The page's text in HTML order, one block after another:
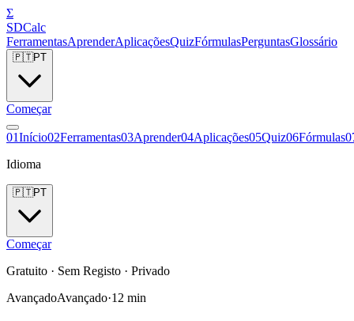
Σ
SDCalc
FerramentasAprenderAplicaçõesQuizFórmulasPerguntasGlossário
🇵🇹PT
Começar
01Início02Ferramentas03Aprender04Aplicações05Quiz06Fórmulas0
Idioma
🇵🇹PT
Começar
Gratuito · Sem Registo · Privado
AvançadoAvançado·12 min